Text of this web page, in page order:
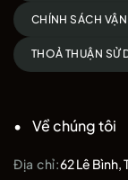
CHÍNH SÁCH
THOẢ THUẬN SỬ
Về chúng tôi
Địa chỉ:62 Lê Bình,